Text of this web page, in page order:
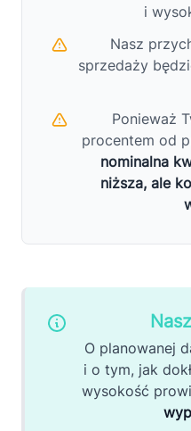
i
Nasz
sprzedaży
Ponieważ
procentem od
nominalna
niższa, ale
O planowanej
i o tym, jak
wysokość